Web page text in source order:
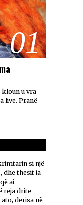
01
kloun u vra
live. Pranë
si një
dhe thesit ia
ai
reja drite
derisa në